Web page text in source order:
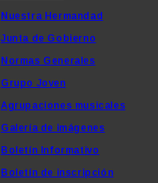
Nuestra Hermandad
Junta de Gobierno
Normas Generales
Grupo Joven
Agrupaciones musicales
Galería de imágenes
Boletín Informativo
Boletín de inscripción